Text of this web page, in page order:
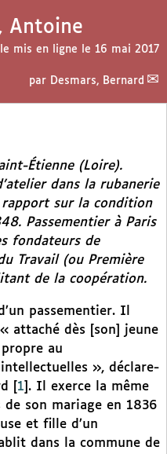
Antoine
mis en ligne le 16 mai 2017
par Desmars, Bernard
Étienne (Loire).
dans la rubanerie
rapport sur la condition
Passementier à Paris
fondateurs de
Travail (ou Première
de la coopération.
passementier. Il
attaché dès [son] jeune
au
», déclare-
1 . Il exerce la même
son mariage en 1836
et fille d’un
dans la commune de